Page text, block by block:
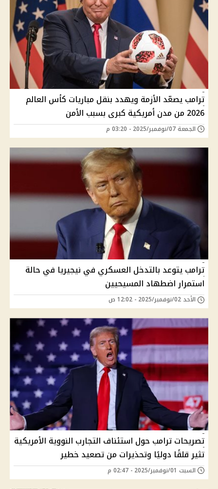
ترامب يصعّد الأزمة ويهدد بنقل مباريات كأس العالم
2026 من مدن أمريكية كبرى بسبب الأمن
الجمعة 07/نوفمبر/2025 - 03:20 م
ترامب يتوعد بالتدخل العسكري في نيجيريا في حالة
استمرار اضطهاد المسيحيين
الأحد 02/نوفمبر/2025 - 12:02 ص
تصريحات ترامب حول استئناف التجارب النووية الأمريكية
تثير قلقًا دوليًا وتحذيرات من تصعيد خطير
السبت 01/نوفمبر/2025 - 02:47 م